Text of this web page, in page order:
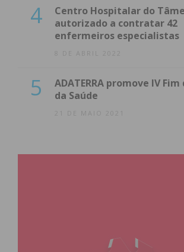
4
Centro Hospitalar do
autorizado a contratar 42
enfermeiros especialistas
8 DE ABRIL 2022
5
ADATERRA promove IV
da Saúde
21 DE MAIO 2021